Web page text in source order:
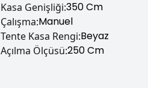
Kasa Genişliği:350 Cm
Çalışma:Manuel
Tente Kasa Rengi:Beyaz
Açılma Ölçüsü:250 Cm